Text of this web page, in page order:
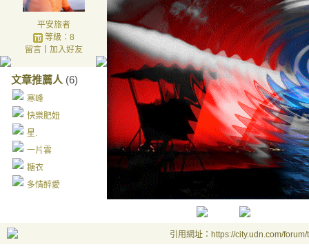
平安旅者
等級：8
留言｜ 加入好友
文章推薦人 (6)
寒峰
快樂肥妞
星.
一片雲
糖衣
多情醉愛
引用網址：https://city.udn.com/